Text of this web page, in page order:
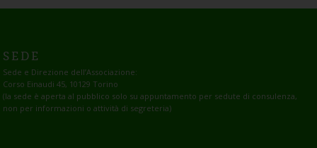
SEDE
Sede e Direzione dell’Associazione:
Corso Einaudi 45, 10129 Torino
(la sede è aperta al pubblico solo su appuntamento per sedute di consulenza,
non per informazioni o attività di segreteria)